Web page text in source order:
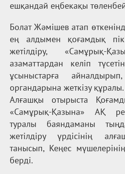
ешқандай еңбекақы
Болат Жәмішев атап
ең алдымен қоғамдық
жетілдіру, «Самұрық-
азаматтардан келіп
ұсыныстарға
органдарына жеткізу құралы.
Алғашқы отырыста
«Самұрық-Қазына» АҚ
туралы баяндаманы
жетілдіру үрдісінің
танысып, Кеңес
берді.